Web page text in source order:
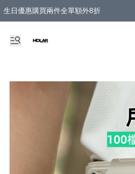
生日優惠購買兩件全單額外8折